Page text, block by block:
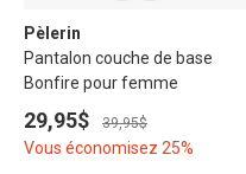
Pèlerin
Pantalon couche de base
Bonfire pour femme
29,95$ 39,95$
Vous économisez 25%